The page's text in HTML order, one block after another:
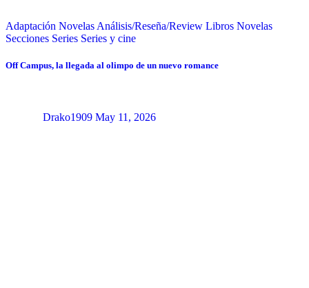
Adaptación Novelas Análisis/Reseña/Review Libros Novelas
Secciones Series Series y cine
Off Campus, la llegada al olimpo de un nuevo romance
Drako1909 May 11, 2026